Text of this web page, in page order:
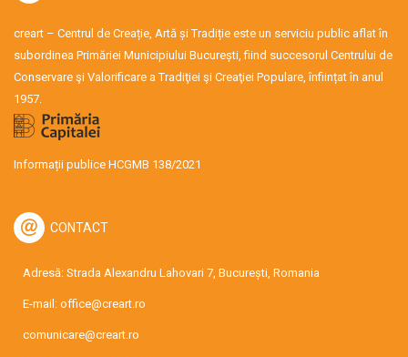
creart – Centrul de Creație, Artă și Tradiție este un serviciu public aflat în
subordinea Primăriei Municipiului București, fiind succesorul Centrului de
Conservare şi Valorificare a Tradiţiei şi Creaţiei Populare, înființat în anul
1957.
Informații publice HCGMB 138/2021
CONTACT
Adresă: Strada Alexandru Lahovari 7, București, Romania
E-mail: office@creart.ro
comunicare@creart.ro